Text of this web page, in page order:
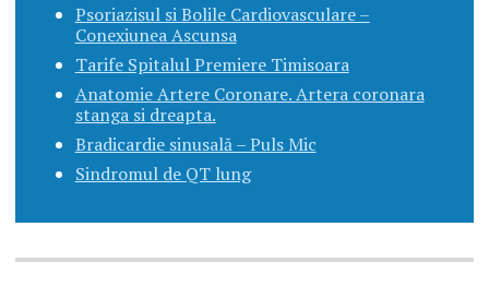
Psoriazisul si Bolile Cardiovasculare –
Conexiunea Ascunsa
Tarife Spitalul Premiere Timisoara
Anatomie Artere Coronare. Artera coronara
stanga si dreapta.
Bradicardie sinusală – Puls Mic
Sindromul de QT lung